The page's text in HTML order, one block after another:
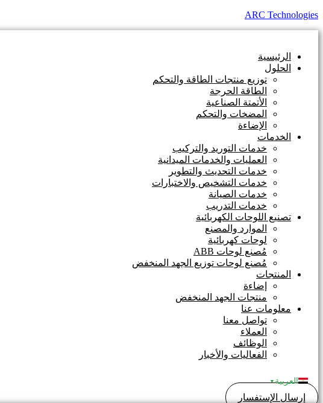
ARC Technologies
الرئيسية
الحلول
توزيع منتجات الطاقة والتحكم
الطاقة الحرجة
الأتمتة الصناعية
المضخات والتحكم
الإضاءة
الخدمات
خدمات التوريد والتركيب
العمليات والخدمات الميدانية
خدمات التحديث والتطوير
خدمات التشخيص والاختبارات
خدمات الصيانة
خدمات التدريب
تصنيع اللوحات الكهربائية
الموارد والمصنع
لوحات كهربائية
مُصنع لوحات ABB
مُصنع لوحات توزيع الجهد المنخفض
المنتجات
إضاءة
منتجات الجهد المنخفض
معلومات عنا
تواصل معنا
العملاء
الوظائف
الفعاليات والأخبار
العربية▼
إرسال الإستفسار